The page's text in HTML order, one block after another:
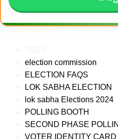
election commission
ELECTION FAQS
LOK SABHA ELECTION
lok sabha Elections 2024
POLLING BOOTH
SECOND PHASE
VOTER IDENTITY CARD